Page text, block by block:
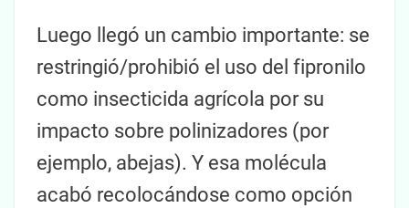
Luego llegó un cambio importante: se
restringió/prohibió el uso del fipronilo
como insecticida agrícola por su
impacto sobre polinizadores (por
ejemplo, abejas). Y esa molécula
acabó recolocándose como opción